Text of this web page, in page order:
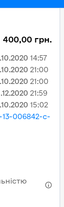
13-006842-c-
400,00 грн.
14:57
21:00
21:00
21:59
15:02